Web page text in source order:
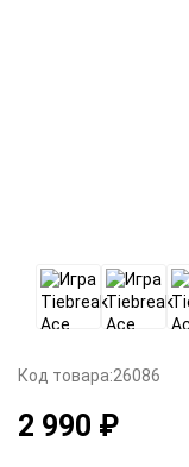
Код товара:26086
2 990 ₽